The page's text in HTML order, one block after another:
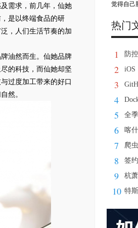
需求，前几年，仙她
是以终端食品的研
，人们生活节奏的加
油然而生。仙她品牌
的科技，而仙她却坚
过度加工带来的好口
然。
觉得自己
热门
1 防
2 iOS
3
4
5 全
6 喀
7 爬
8 签
9 杭
10 特